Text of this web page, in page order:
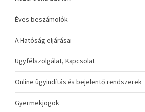
Éves beszámolók
A Hatóság eljárásai
Ügyfélszolgálat, Kapcsolat
Online ügyindítás és bejelentő rendszerek
Gyermekjogok